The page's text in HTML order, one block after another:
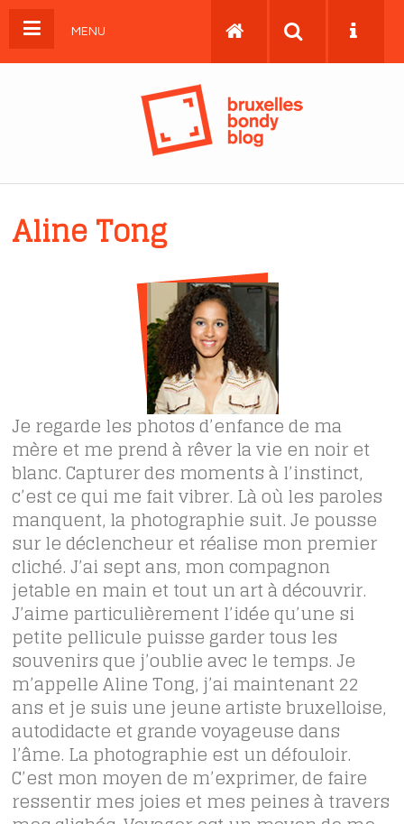
MENU
Aline Tong
Je regarde les photos d’enfance de ma
mère et me prend à rêver la vie en noir et
blanc. Capturer des moments à l’instinct,
c’est ce qui me fait vibrer. Là où les paroles
manquent, la photographie suit. Je pousse
sur le déclencheur et réalise mon premier
cliché. J’ai sept ans, mon compagnon
jetable en main et tout un art à découvrir.
J’aime particulièrement l’idée qu’une si
petite pellicule puisse garder tous les
souvenirs que j’oublie avec le temps. Je
m’appelle Aline Tong, j’ai maintenant 22
ans et je suis une jeune artiste bruxelloise,
autodidacte et grande voyageuse dans
l’âme. La photographie est un défouloir.
C’est mon moyen de m’exprimer, de faire
ressentir mes joies et mes peines à travers